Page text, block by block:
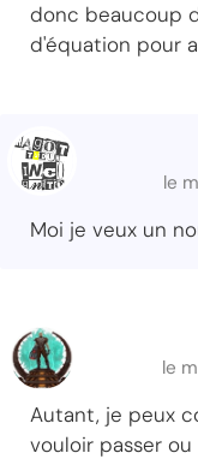
donc beaucoup
d'équation pour
le
Moi je veux un
le
Autant, je peux
vouloir passer